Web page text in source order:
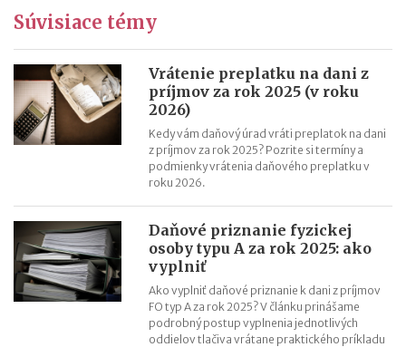
Stravné (diéty) od 1.12.2025
Zmeny v sociálnom poistení SZČO od 1.1.2026
Odvodová odpočítateľná položka z príjmu trénerov od 1.1.2026
11 mýtov o dôchodkoch
Súvisiace témy
Vrátenie preplatku na dani z
príjmov za rok 2025 (v roku
2026)
Kedy vám daňový úrad vráti preplatok na dani
z príjmov za rok 2025? Pozrite si termíny a
podmienky vrátenia daňového preplatku v
roku 2026.
Daňové priznanie fyzickej
osoby typu A za rok 2025: ako
vyplniť
Ako vyplniť daňové priznanie k dani z príjmov
FO typ A za rok 2025? V článku prinášame
podrobný postup vyplnenia jednotlivých
oddielov tlačiva vrátane praktického príkladu